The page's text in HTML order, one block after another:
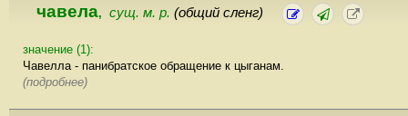
чавела, сущ. м. р. (общий сленг)
значение (1):
Чавелла - панибратское обращение к цыганам.
(подробнее)